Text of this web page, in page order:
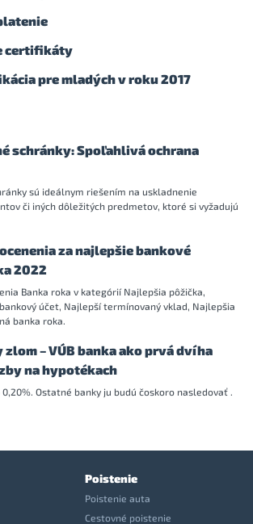
certifikáty
pre mladých v roku 2017
schránky: Spoľahlivá ochrana
sú ideálnym riešením na uskladnenie
či iných dôležitých predmetov, ktoré si vyžadujú
za najlepšie bankové
2022
Banka roka v kategórií Najlepšia pôžička,
účet, Najlepší termínovaný vklad, Najlepšia
banka roka.
– VÚB banka ako prvá dvíha
na hypotékach
0,20%. Ostatné banky ju budú čoskoro nasledovať .
Poistenie
Poistenie auta
Cestovné poistenie